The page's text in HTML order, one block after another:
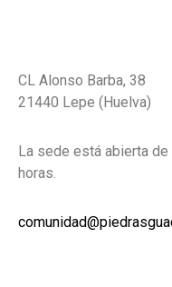
CL Alonso Barba, 38
21440 Lepe (Huelva)
La sede está abierta
horas.